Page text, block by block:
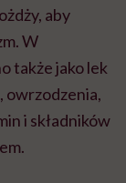
aby
W
także jako lek
owrzodzenia,
i składników